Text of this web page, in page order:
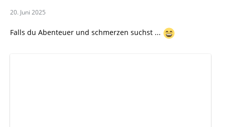
20. Juni 2025
Falls du Abenteuer und schmerzen suchst ...